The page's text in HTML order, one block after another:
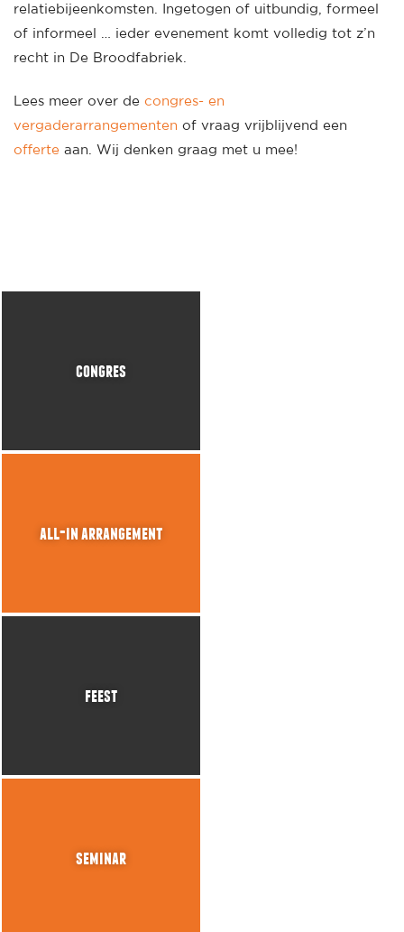
relatiebijeenkomsten. Ingetogen of uitbundig, formeel
of informeel … ieder evenement komt volledig tot z’n
recht in De Broodfabriek.
Lees meer over de congres- en
vergaderarrangementen of vraag vrijblijvend een
offerte aan. Wij denken graag met u mee!
congres
all-in arrangement
feest
seminar